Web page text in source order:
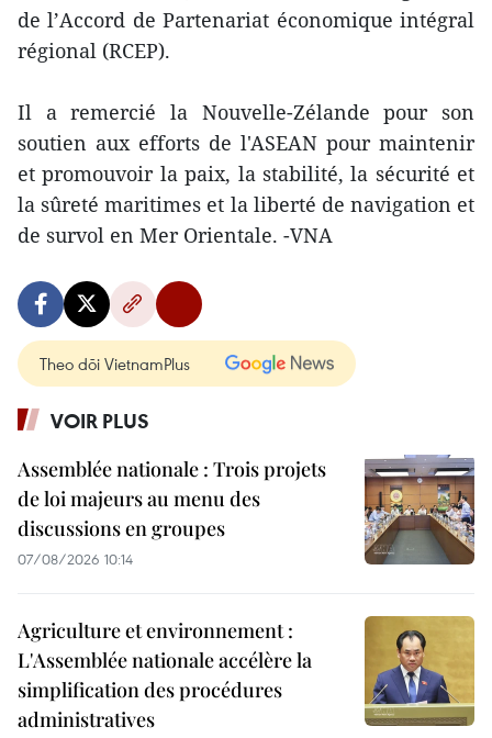
de l’Accord de Partenariat économique intégral
régional (RCEP).
Il a remercié la Nouvelle-Zélande pour son
soutien aux efforts de l'ASEAN pour maintenir
et promouvoir la paix, la stabilité, la sécurité et
la sûreté maritimes et la liberté de navigation et
de survol en Mer Orientale. -VNA
Theo dõi VietnamPlus
VOIR PLUS
Assemblée nationale : Trois projets
de loi majeurs au menu des
discussions en groupes
07/08/2026 10:14
Agriculture et environnement :
L'Assemblée nationale accélère la
simplification des procédures
administratives